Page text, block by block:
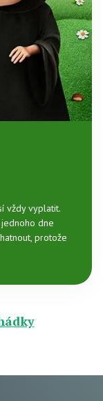
vždy vyplatit.
dne
protože